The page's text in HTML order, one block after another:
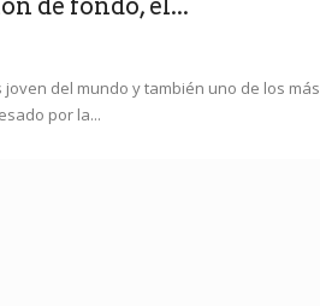
de fondo, el...
joven del mundo y también uno de los más
por la...